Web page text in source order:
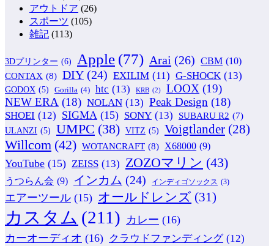
アウトドア (26)
スポーツ (105)
雑記 (113)
3Dプリンター (6) Apple (77) Arai (26) CBM (10)
CONTAX (8) DIY (24) EXILIM (11) G-SHOCK (13)
GODOX (5) Gorilla (4) htc (13) KRB (2) LOOX (19)
NEW ERA (18) NOLAN (13) Peak Design (18)
SHOEI (12) SIGMA (15) SONY (13) SUBARU R2 (7)
ULANZI (5) UMPC (38) VITZ (5) Voigtlander (28)
Willcom (42) WOTANCRAFT (8) X68000 (9)
YouTube (15) ZEISS (13) ZOZOマリン (43)
うつらん会 (9) インカム (24) インディゴソックス (3)
エアーツール (15) オールドレンズ (31)
カスタム (211) カレー (16)
カーオーディオ (16) クラウドファンディング (12)